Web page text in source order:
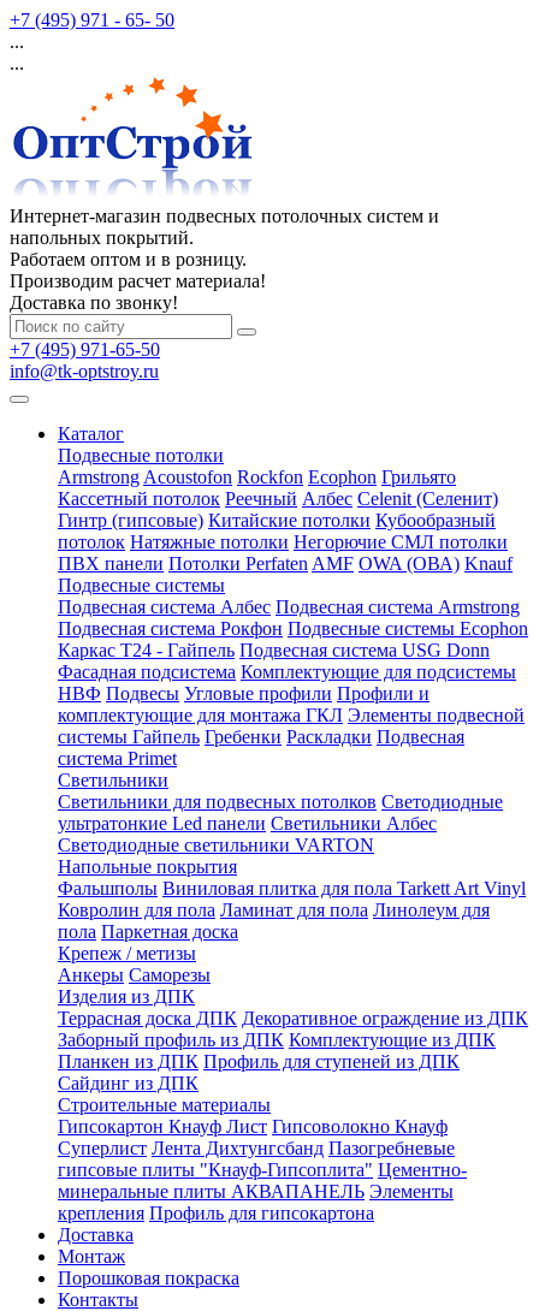
+7 (495) 971 - 65- 50
...
...
Интернет-магазин подвесных потолочных систем и
напольных покрытий.
Работаем оптом и в розницу.
Производим расчет материала!
Доставка по звонку!
+7 (495) 971-65-50
info@tk-optstroy.ru
Каталог
Подвесные потолки
Armstrong Acoustofon Rockfon Ecophon Грильято
Кассетный потолок Реечный Албес Celenit (Селенит)
Гинтр (гипсовые) Китайские потолки Кубообразный
потолок Натяжные потолки Негорючие СМЛ потолки
ПВХ панели Потолки Perfaten AMF OWA (ОВА) Knauf
Подвесные системы
Подвесная система Албес Подвесная система Armstrong
Подвесная система Рокфон Подвесные системы Ecophon
Каркас Т24 - Гайпель Подвесная система USG Donn
Фасадная подсистема Комплектующие для подсистемы
НВФ Подвесы Угловые профили Профили и
комплектующие для монтажа ГКЛ Элементы подвесной
системы Гайпель Гребенки Раскладки Подвесная
система Primet
Светильники
Светильники для подвесных потолков Светодиодные
ультратонкие Led панели Светильники Албес
Светодиодные светильники VARTON
Напольные покрытия
Фальшполы Виниловая плитка для пола Tarkett Art Vinyl
Ковролин для пола Ламинат для пола Линолеум для
пола Паркетная доска
Крепеж / метизы
Анкеры Саморезы
Изделия из ДПК
Террасная доска ДПК Декоративное ограждение из ДПК
Заборный профиль из ДПК Комплектующие из ДПК
Планкен из ДПК Профиль для ступеней из ДПК
Сайдинг из ДПК
Строительные материалы
Гипсокартон Кнауф Лист Гипсоволокно Кнауф
Суперлист Лента Дихтунгсбанд Пазогребневые
гипсовые плиты "Кнауф-Гипсоплита" Цементно-
минеральные плиты АКВАПАНЕЛЬ Элементы
крепления Профиль для гипсокартона
Доставка
Монтаж
Порошковая покраска
Контакты